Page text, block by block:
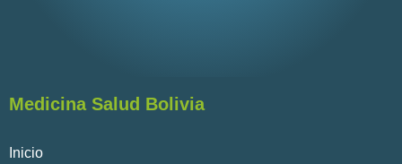
Medicina Salud Bolivia
Inicio